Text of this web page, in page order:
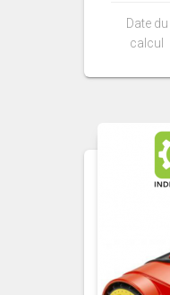
Date du
calcul